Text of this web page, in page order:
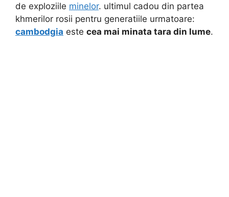
de exploziile minelor. ultimul cadou din partea
khmerilor rosii pentru generatiile urmatoare:
cambodgia este cea mai minata tara din lume.